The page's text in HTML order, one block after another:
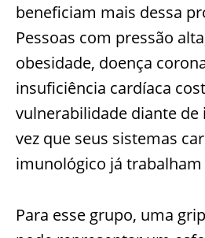
beneficiam mais dessa
Pessoas com pressão
obesidade, doença
insuficiência cardíaca
vulnerabilidade diante de
vez que seus sistemas
imunológico já
Para esse grupo, uma